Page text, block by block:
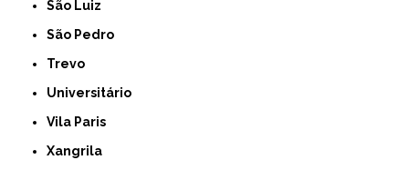
São Luiz
São Pedro
Trevo
Universitário
Vila Paris
Xangrila